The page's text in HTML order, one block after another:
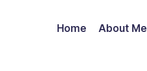
Home About Me